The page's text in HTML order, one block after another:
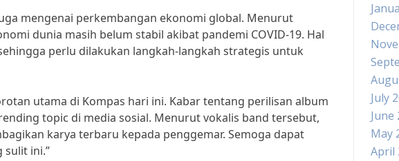
mengenai perkembangan ekonomi global. Menurut
dunia masih belum stabil akibat pandemi COVID-19. Hal
perlu dilakukan langkah-langkah strategis untuk
utama di Kompas hari ini. Kabar tentang perilisan album
topic di media sosial. Menurut vokalis band tersebut,
karya terbaru kepada penggemar. Semoga dapat
sulit ini.”
July
June
May
April